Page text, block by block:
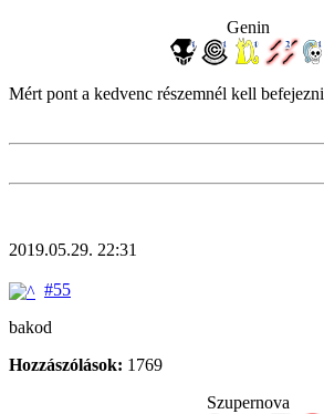
Genin
Mért pont a kedvenc részemnél kell befejezni
2019.05.29. 22:31
#55
bakod
Hozzászólások: 1769
Szupernova